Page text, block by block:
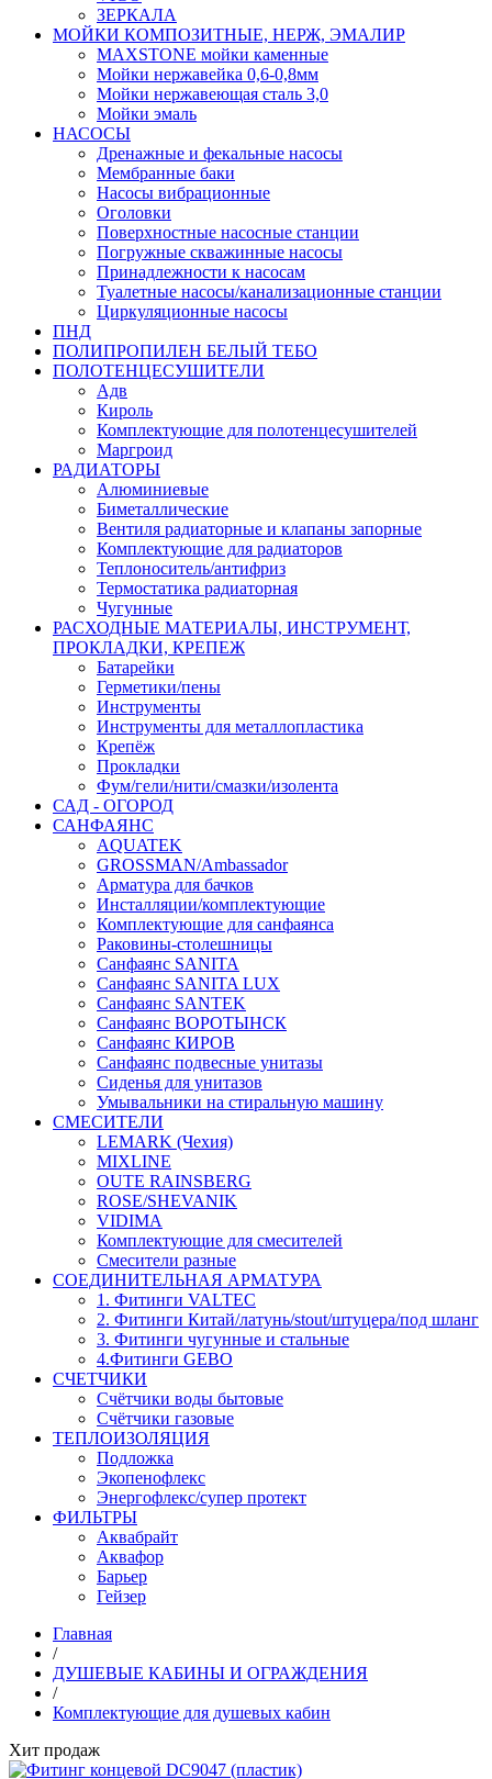
ЗЕРКАЛА
МОЙКИ КОМПОЗИТНЫЕ, НЕРЖ, ЭМАЛИР
MAXSTONE мойки каменные
Мойки нержавейка 0,6-0,8мм
Мойки нержавеющая сталь 3,0
Мойки эмаль
НАСОСЫ
Дренажные и фекальные насосы
Мембранные баки
Насосы вибрационные
Оголовки
Поверхностные насосные станции
Погружные скважинные насосы
Принадлежности к насосам
Туалетные насосы/канализационные станции
Циркуляционные насосы
ПНД
ПОЛИПРОПИЛЕН БЕЛЫЙ ТЕБО
ПОЛОТЕНЦЕСУШИТЕЛИ
Адв
Кироль
Комплектующие для полотенцесушителей
Маргроид
РАДИАТОРЫ
Алюминиевые
Биметаллические
Вентиля радиаторные и клапаны запорные
Комплектующие для радиаторов
Теплоноситель/антифриз
Термостатика радиаторная
Чугунные
РАСХОДНЫЕ МАТЕРИАЛЫ, ИНСТРУМЕНТ,
ПРОКЛАДКИ, КРЕПЕЖ
Батарейки
Герметики/пены
Инструменты
Инструменты для металлопластика
Крепёж
Прокладки
Фум/гели/нити/смазки/изолента
САД - ОГОРОД
САНФАЯНС
AQUATEK
GROSSMAN/Ambassador
Арматура для бачков
Инсталляции/комплектующие
Комплектующие для санфаянса
Раковины-столешницы
Санфаянс SANITA
Санфаянс SANITA LUX
Санфаянс SANTEK
Санфаянс ВОРОТЫНСК
Санфаянс КИРОВ
Санфаянс подвесные унитазы
Сиденья для унитазов
Умывальники на стиральную машину
СМЕСИТЕЛИ
LEMARK (Чехия)
MIXLINE
OUTE RAINSBERG
ROSE/SHEVANIK
VIDIMA
Комплектующие для смесителей
Смесители разные
СОЕДИНИТЕЛЬНАЯ АРМАТУРА
1. Фитинги VALTEC
2. Фитинги Китай/латунь/stout/штуцера/под шланг
3. Фитинги чугунные и стальные
4.Фитинги GEBO
СЧЕТЧИКИ
Счётчики воды бытовые
Счётчики газовые
ТЕПЛОИЗОЛЯЦИЯ
Подложка
Экопенофлекс
Энергофлекс/супер протект
ФИЛЬТРЫ
Аквабрайт
Аквафор
Барьер
Гейзер
Главная
/
ДУШЕВЫЕ КАБИНЫ И ОГРАЖДЕНИЯ
/
Комплектующие для душевых кабин
Хит продаж